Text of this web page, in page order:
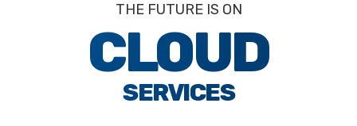
THE FUTURE IS ON
CLOUD
SERVICES